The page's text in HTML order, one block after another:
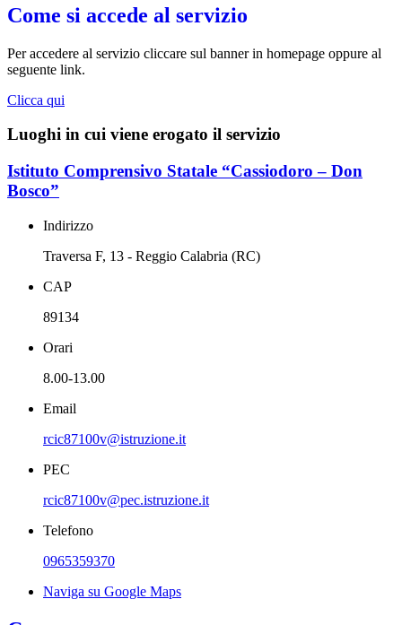
Come si accede al servizio
Per accedere al servizio cliccare sul banner in homepage oppure al
seguente link.
Clicca qui
Luoghi in cui viene erogato il servizio
Istituto Comprensivo Statale “Cassiodoro – Don
Bosco”
Indirizzo
Traversa F, 13 - Reggio Calabria (RC)
CAP
89134
Orari
8.00-13.00
Email
rcic87100v@istruzione.it
PEC
rcic87100v@pec.istruzione.it
Telefono
0965359370
Naviga su Google Maps